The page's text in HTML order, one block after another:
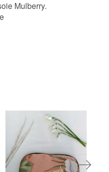
Mulberry.
116,00 DKK